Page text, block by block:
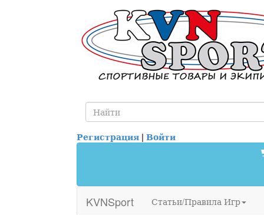
Регистрация | Войти
KVNSport Статьи/Правила Игр